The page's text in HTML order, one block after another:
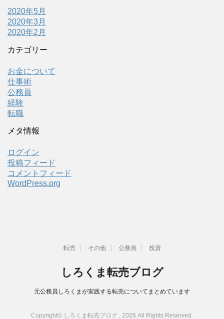
2020年5月
2020年3月
2020年2月
カテゴリー
お金について
仕事術
公務員
経験
転職
メタ情報
ログイン
投稿フィード
コメントフィード
WordPress.org
転売 その他 公務員 投資
しろくま転売ブログ
元公務員しろくまが実践する転売についてまとめています
Copyright© しろくま転売ブログ , 2026 All Rights Reserved.